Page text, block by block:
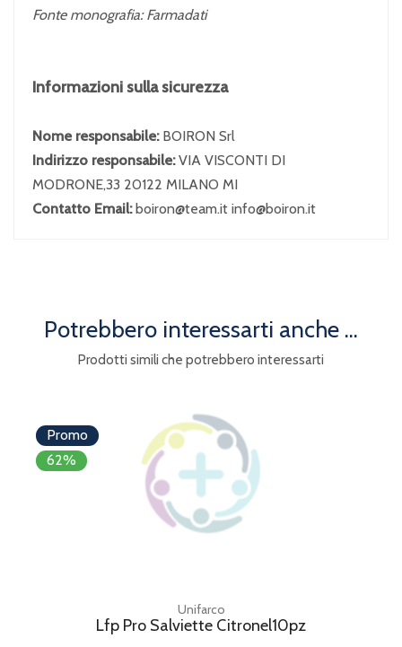
Fonte monografia: Farmadati
Informazioni sulla sicurezza
Nome responsabile: BOIRON Srl
Indirizzo responsabile:VIA VISCONTI DI
MODRONE,33 20122 MILANO MI
Contatto Email: boiron@team.it info@boiron.it
Potrebbero interessarti anche ...
Prodotti simili che potrebbero interessarti
Promo
62%
Unifarco
Lfp Pro Salviette Citronel10pz